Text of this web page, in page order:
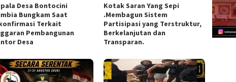
Desa Bontocini
Bungkam Saat
Terkait
Pembangunan
Desa
Kotak Saran Yang Sepi
.Membagun Sistem
Partisipasi yang Terstruktur,
Berkelanjutan dan
Transparan.